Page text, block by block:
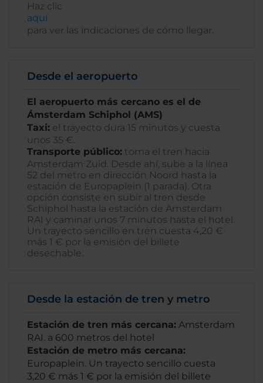
Haz clic
aquí
para ver las indicaciones de cómo llegar.
Desde el aeropuerto
El aeropuerto más cercano es el de
Ámsterdam Schiphol (AMS)
Taxi: el trayecto dura 15 minutos y cuesta
unos 35 €.
Transporte público: toma el tren hacia
Amsterdam Zuid. Desde ahí, sube a la línea
52 del metro en dirección Noord hasta la
estación de Europaplein (1 parada). Otra
opción consiste en subir al tren desde
Schiphol hasta la estación de Amsterdam
RAI y caminar unos 7 minutos hasta el hotel.
Un trayecto sencillo en tren cuesta 4,20 €
más 1 € por la emisión del billete
desechable.
Desde la estación de tren y metro
Estación de tren más cercana: Amsterdam
RAI. a 600 metros del hotel
Estación de metro más cercana:
Europaplein. Un trayecto sencillo cuesta
3,20 € más 1 € por la emisión del billete